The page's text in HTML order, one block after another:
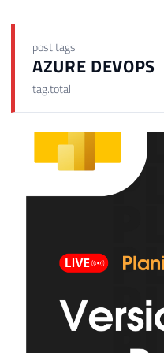
post.tags
AZURE DEVOPS
tag.total